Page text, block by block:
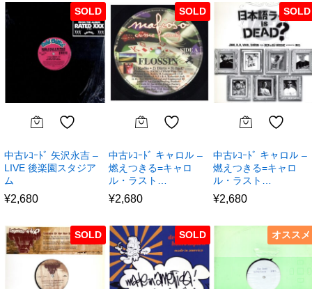
SOLD
中古ﾚｺｰﾄﾞ 矢沢永吉 –
LIVE 後楽園スタジア
ム
¥2,680
SOLD
中古ﾚｺｰﾄﾞ キャロル –
燃えつきる=キャロ
ル・ラスト…
¥2,680
SOLD
中古ﾚｺｰﾄﾞ キャロル –
燃えつきる=キャロ
ル・ラスト…
¥2,680
SOLD SOLD オススメ